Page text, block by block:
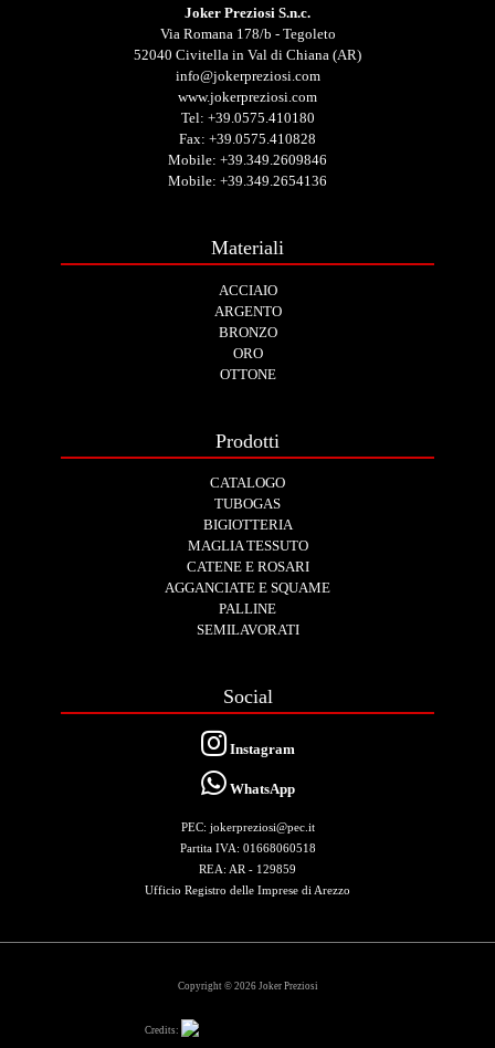
Joker Preziosi S.n.c.
Via Romana 178/b - Tegoleto
52040 Civitella in Val di Chiana (AR)
info@jokerpreziosi.com
www.jokerpreziosi.com
Tel: +39.0575.410180
Fax: +39.0575.410828
Mobile: +39.349.2609846
Mobile: +39.349.2654136
Materiali
ACCIAIO
ARGENTO
BRONZO
ORO
OTTONE
Prodotti
CATALOGO
TUBOGAS
BIGIOTTERIA
MAGLIA TESSUTO
CATENE E ROSARI
AGGANCIATE E SQUAME
PALLINE
SEMILAVORATI
Social
Instagram
WhatsApp
PEC: jokerpreziosi@pec.it
Partita IVA: 01668060518
REA: AR - 129859
Ufficio Registro delle Imprese di Arezzo
Copyright © 2026 Joker Preziosi
Credits: